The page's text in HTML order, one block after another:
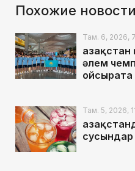
Похожие новости
Там. 6, 2026,
әлем
ойсырата
Там. 5, 2026,
сусындар